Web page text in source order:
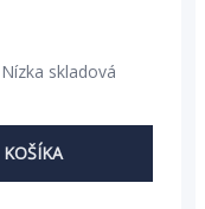
€.
skladová